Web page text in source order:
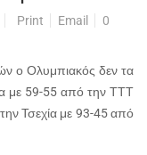
Print Email
0
ο Ολυμπιακός δεν τα
με 59-55 από την ΤΤΤ
Τσεχία με 93-45 από